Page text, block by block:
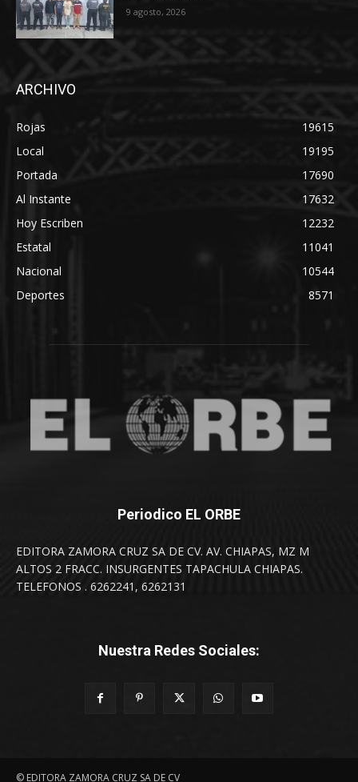
9 agosto, 2026
ARCHIVO
Rojas
19615
Local
19195
Portada
17690
Al Instante
17632
Hoy Escriben
12232
Estatal
11041
Nacional
10544
Deportes
8571
Periodico EL ORBE
EDITORA ZAMORA CRUZ SA DE CV. AV. CHIAPAS, MZ M
ALTOS 2 FRACC. INSURGENTES TAPACHULA CHIAPAS.
TELEFONOS . 6262241, 6262131
Nuestra Redes Sociales:
© EDITORA ZAMORA CRUZ SA DE CV